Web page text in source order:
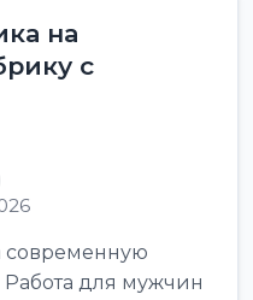
на
с
современную
для мужчин